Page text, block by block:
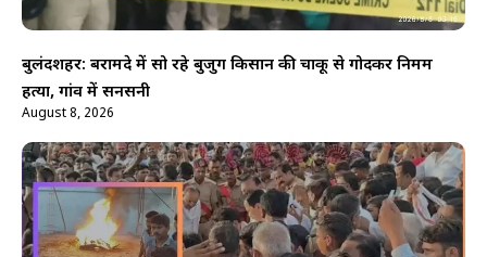
बुलंदशहर: बरामदे में सो रहे बुजुर्ग किसान की चाकू से गोदकर निर्मम
हत्या, गांव में सनसनी
August 8, 2026